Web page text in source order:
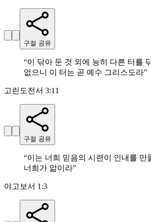
구절 공유
“이 닦아 둔 것 외에 능히 다른 터를
없으니 이 터는 곧 예수 그리스도라”
고린도전서 3:11
구절 공유
“이는 너희 믿음의 시련이 인내를 만
너희가 앎이라”
야고보서 1:3